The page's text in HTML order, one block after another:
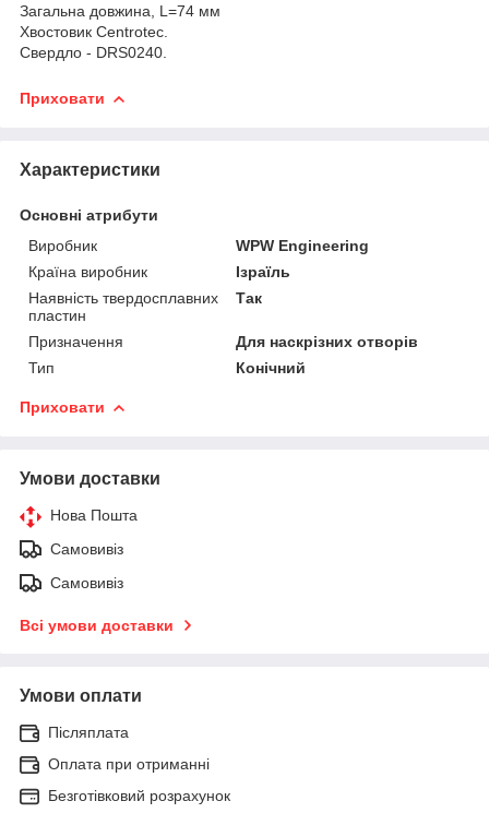
Загальна довжина, L=74 мм
Хвостовик Centrotec.
Свердло - DRS0240.
Приховати
Характеристики
Основні атрибути
Виробник
WPW Engineering
Країна виробник
Ізраїль
Наявність твердосплавних
пластин
Так
Призначення
Для наскрізних отворів
Тип
Конічний
Приховати
Умови доставки
Нова Пошта
Самовивіз
Самовивіз
Всі умови доставки
Умови оплати
Післяплата
Оплата при отриманні
Безготівковий розрахунок